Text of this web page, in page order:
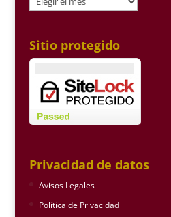
Sitio protegido
Privacidad de datos
Avisos Legales
Política de Privacidad